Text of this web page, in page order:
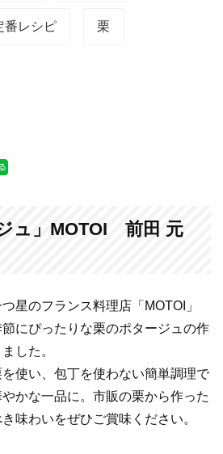
番レシピ 栗
ュ」MOTOI 前田 元
星のフランス料理店「MOTOI」
にぴったりな栗のポタージュの作
した。
使い、包丁を使わない簡単調理で
かな一品に。市販の栗から作った
味わいをぜひご賞味ください。